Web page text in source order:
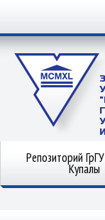
Репозиторий
Купалы